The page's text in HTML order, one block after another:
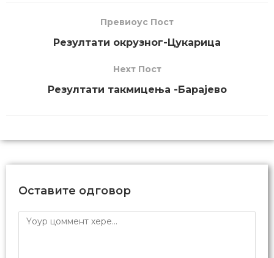
Превиоус Пост
Резултати окрузног-Цукарица
Неxт Пост
Резултати такмицења -Барајево
Оставите одговор